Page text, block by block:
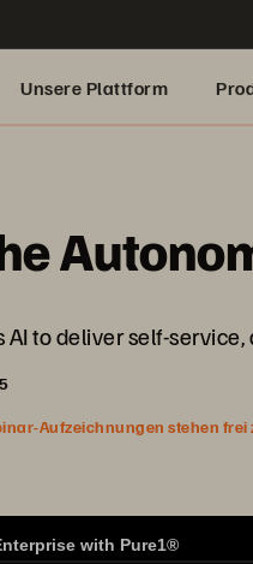
Unsere Plattform
AI to deliver self-
Aufzeichnungen stehen
with Pure1®